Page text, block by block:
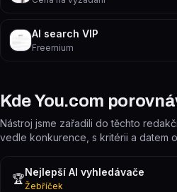
AI search VIP
Freemium
Kde You.com
Nástroj jsme zařadili do těchto
vedle konkurence, s kritérii a datem
🏆Nejlepší AI vyhledávače
Žebříček